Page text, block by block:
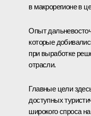
в макрорегионе в
Опыт
которые
при выработке
отрасли.
Главные цели
доступных
широкого спроса